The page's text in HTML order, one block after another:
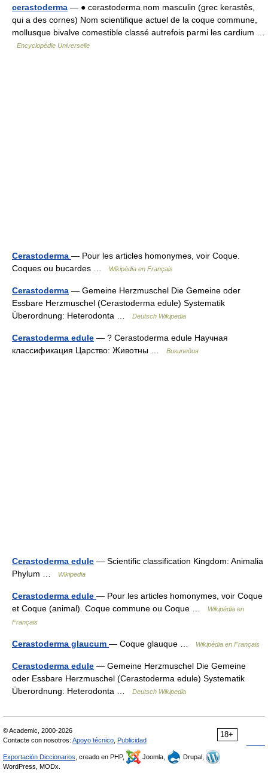
cerastoderma — ● cerastoderma nom masculin (grec kerastês,
qui a des cornes) Nom scientifique actuel de la coque commune,
mollusque bivalve comestible classé autrefois parmi les cardium …
Encyclopédie Universelle
Cerastoderma — Pour les articles homonymes, voir Coque.
Coques ou bucardes …
Wikipédia en Français
Cerastoderma — Gemeine Herzmuschel Die Gemeine oder
Essbare Herzmuschel (Cerastoderma edule) Systematik
Überordnung: Heterodonta …
Deutsch Wikipedia
Cerastoderma edule — ? Cerastoderma edule Научная
классификация Царство: Животны …
Википедия
Cerastoderma edule — Scientific classification Kingdom: Animalia
Phylum …
Wikipedia
Cerastoderma edule — Pour les articles homonymes, voir Coque
et Coque (animal). Coque commune ou Coque …
Wikipédia en
Français
Cerastoderma glaucum — Coque glauque … Wikipédia en Français
Cerastoderma edule — Gemeine Herzmuschel Die Gemeine
oder Essbare Herzmuschel (Cerastoderma edule) Systematik
Überordnung: Heterodonta …
Deutsch Wikipedia
18+
© Academic, 2000-2026
Contacte con nosotros: Apoyo técnico Publicidad
Exportación Diccionarios , creado en PHP, Joomla,
Drupal,
WordPress, MODx.